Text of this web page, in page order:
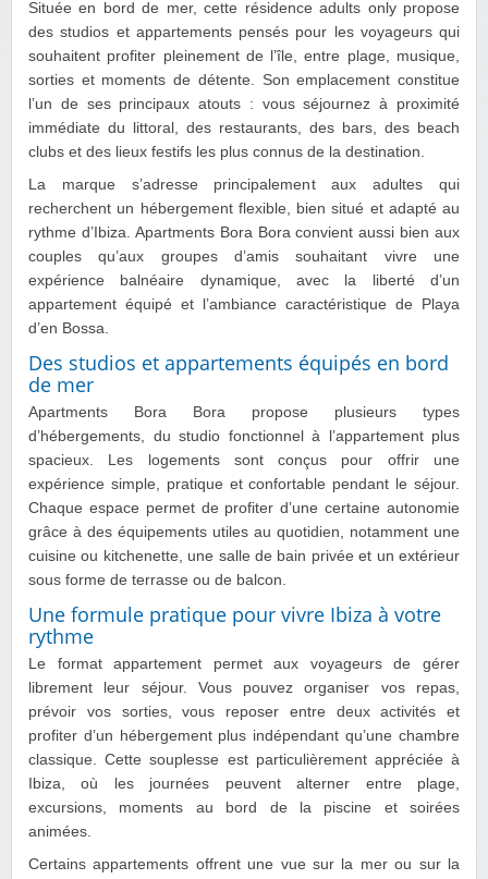
Située en bord de mer, cette résidence adults only propose
des studios et appartements pensés pour les voyageurs qui
souhaitent profiter pleinement de l’île, entre plage, musique,
sorties et moments de détente. Son emplacement constitue
l’un de ses principaux atouts : vous séjournez à proximité
immédiate du littoral, des restaurants, des bars, des beach
clubs et des lieux festifs les plus connus de la destination.
La marque s’adresse principalement aux adultes qui
recherchent un hébergement flexible, bien situé et adapté au
rythme d’Ibiza. Apartments Bora Bora convient aussi bien aux
couples qu’aux groupes d’amis souhaitant vivre une
expérience balnéaire dynamique, avec la liberté d’un
appartement équipé et l’ambiance caractéristique de Playa
d’en Bossa.
Des studios et appartements équipés en bord
de mer
Apartments Bora Bora propose plusieurs types
d’hébergements, du studio fonctionnel à l’appartement plus
spacieux. Les logements sont conçus pour offrir une
expérience simple, pratique et confortable pendant le séjour.
Chaque espace permet de profiter d’une certaine autonomie
grâce à des équipements utiles au quotidien, notamment une
cuisine ou kitchenette, une salle de bain privée et un extérieur
sous forme de terrasse ou de balcon.
Une formule pratique pour vivre Ibiza à votre
rythme
Le format appartement permet aux voyageurs de gérer
librement leur séjour. Vous pouvez organiser vos repas,
prévoir vos sorties, vous reposer entre deux activités et
profiter d’un hébergement plus indépendant qu’une chambre
classique. Cette souplesse est particulièrement appréciée à
Ibiza, où les journées peuvent alterner entre plage,
excursions, moments au bord de la piscine et soirées
animées.
Certains appartements offrent une vue sur la mer ou sur la